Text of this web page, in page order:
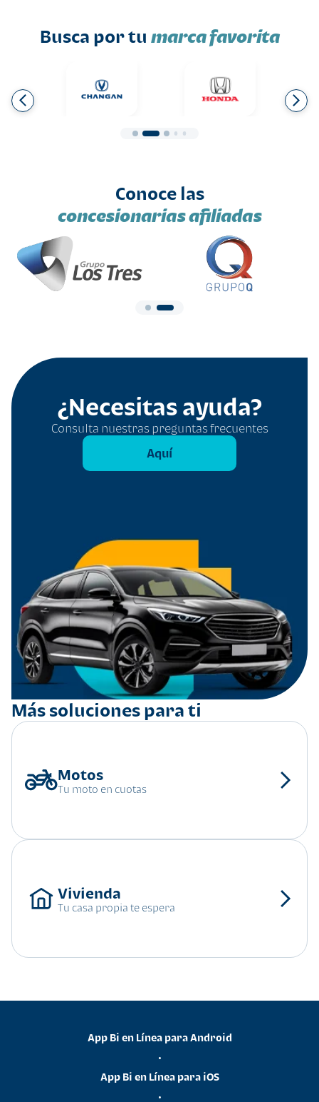
Busca por tu marca favorita
Conoce las
concesionarias afiliadas
¿Necesitas ayuda?
Consulta nuestras preguntas frecuentes
Aquí
Más soluciones para ti
Tu moto en cuotas
Tu casa propia te espera
App Bi en Línea para Android
•
App Bi en Línea para iOS
•